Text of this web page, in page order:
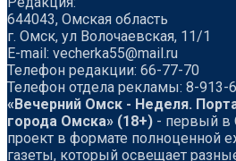
644043, Омская область
г. Омск, ул Волочаевская, 11/1
Е-mail: vecherka55@mail.ru
Телефон редакции: 66-77-70
Телефон отдела рекламы: 8-913-
«Вечерний Омск - Неделя.
города Омска» (18+) - первый в
проект в формате полноценной
газеты, который освещает